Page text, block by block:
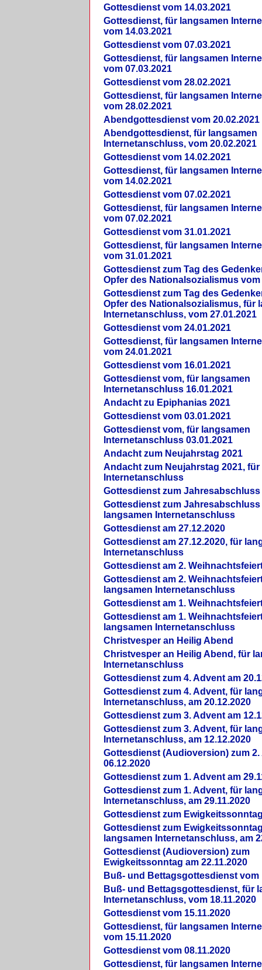
Gottesdienst vom 14.03.2021
Gottesdienst, für langsamen
vom 14.03.2021
Gottesdienst vom 07.03.2021
Gottesdienst, für langsamen
vom 07.03.2021
Gottesdienst vom 28.02.2021
Gottesdienst, für langsamen
vom 28.02.2021
Abendgottesdienst vom 20.02.2021
Abendgottesdienst, für langsamen
Internetanschluss, vom 20.02.2021
Gottesdienst vom 14.02.2021
Gottesdienst, für langsamen
vom 14.02.2021
Gottesdienst vom 07.02.2021
Gottesdienst, für langsamen
vom 07.02.2021
Gottesdienst vom 31.01.2021
Gottesdienst, für langsamen
vom 31.01.2021
Gottesdienst zum Tag des
Opfer des Nationalsozialismus vom
Gottesdienst zum Tag des
Opfer des Nationalsozialismus, für
Internetanschluss, vom 27.01.2021
Gottesdienst vom 24.01.2021
Gottesdienst, für langsamen
vom 24.01.2021
Gottesdienst vom 16.01.2021
Gottesdienst vom, für langsamen
Internetanschluss 16.01.2021
Andacht zu Epiphanias 2021
Gottesdienst vom 03.01.2021
Gottesdienst vom, für langsamen
Internetanschluss 03.01.2021
Andacht zum Neujahrstag 2021
Andacht zum Neujahrstag 2021,
Internetanschluss
Gottesdienst zum Jahresabschluss
Gottesdienst zum Jahresabschluss
langsamen Internetanschluss
Gottesdienst am 27.12.2020
Gottesdienst am 27.12.2020, für
Internetanschluss
Gottesdienst am 2.
Gottesdienst am 2.
langsamen Internetanschluss
Gottesdienst am 1.
Gottesdienst am 1.
langsamen Internetanschluss
Christvesper an Heilig Abend
Christvesper an Heilig Abend, für
Internetanschluss
Gottesdienst zum 4. Advent am
Gottesdienst zum 4. Advent, für
Internetanschluss, am 20.12.2020
Gottesdienst zum 3. Advent am
Gottesdienst zum 3. Advent, für
Internetanschluss, am 12.12.2020
Gottesdienst (Audioversion) zum 2.
06.12.2020
Gottesdienst zum 1. Advent am
Gottesdienst zum 1. Advent, für
Internetanschluss, am 29.11.2020
Gottesdienst zum
Gottesdienst zum
langsamen Internetanschluss, am
Gottesdienst (Audioversion) zum
Ewigkeitssonntag am 22.11.2020
Buß- und Bettagsgottesdienst vom
Buß- und Bettagsgottesdienst, für
Internetanschluss, vom 18.11.2020
Gottesdienst vom 15.11.2020
Gottesdienst, für langsamen
vom 15.11.2020
Gottesdienst vom 08.11.2020
Gottesdienst, für langsamen